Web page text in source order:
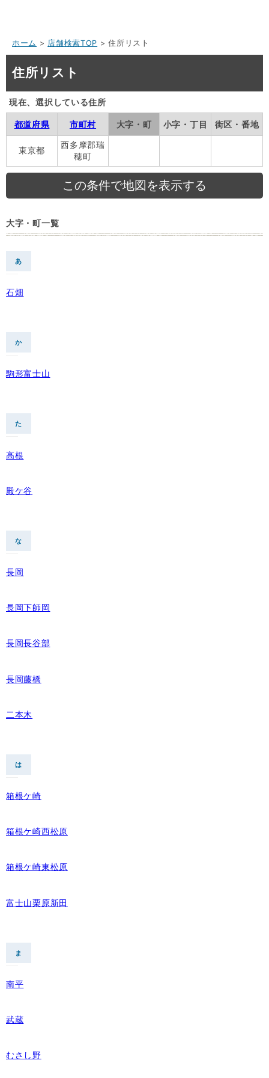
ホーム > 店舗検索TOP > 住所リスト
住所リスト
現在、選択している住所
都道府県 市町村 大字・町 小字・丁目 街区・番地
東京都
西多摩郡瑞
穂町
大字・町一覧
あ
石畑
か
駒形富士山
た
高根
殿ケ谷
な
長岡
長岡下師岡
長岡長谷部
長岡藤橋
二本木
は
箱根ケ崎
箱根ケ崎西松原
箱根ケ崎東松原
富士山栗原新田
ま
南平
武蔵
むさし野